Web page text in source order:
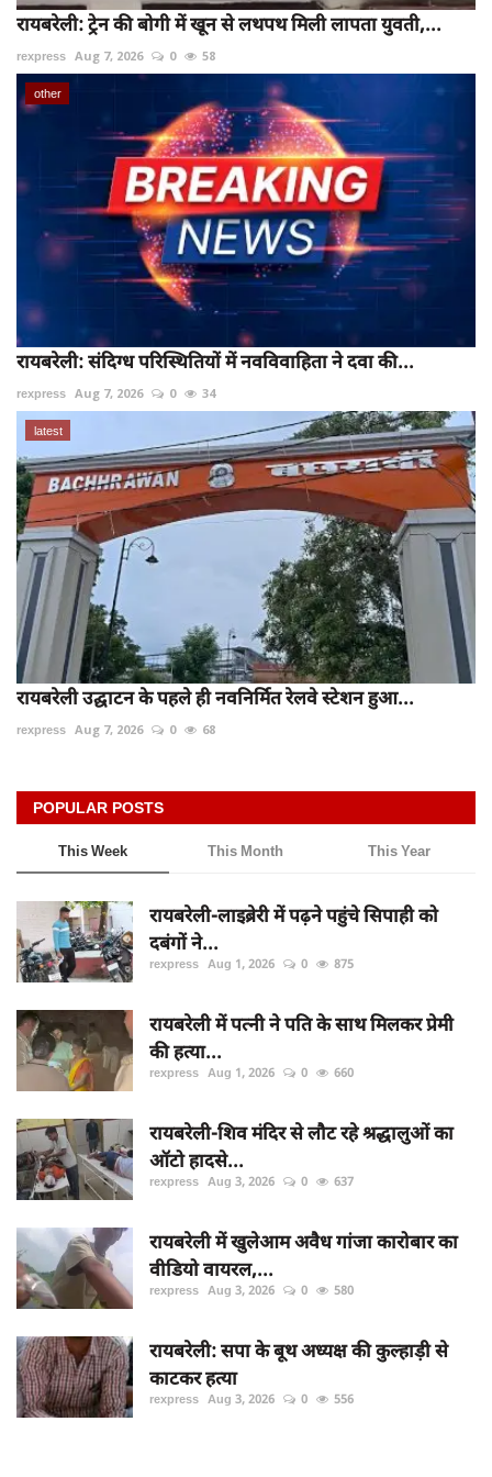
रायबरेली: ट्रेन की बोगी में खून से लथपथ मिली लापता युवती,...
rexpress Aug 7, 2026 0 58
other
रायबरेली: संदिग्ध परिस्थितियों में नवविवाहिता ने दवा की...
rexpress Aug 7, 2026 0 34
latest
रायबरेली उद्घाटन के पहले ही नवनिर्मित रेलवे स्टेशन हुआ...
rexpress Aug 7, 2026 0 68
POPULAR POSTS
This Week This Month This Year
रायबरेली-लाइब्रेरी में पढ़ने पहुंचे सिपाही को
दबंगों ने...
rexpress Aug 1, 2026 0 875
रायबरेली में पत्नी ने पति के साथ मिलकर प्रेमी
की हत्या...
rexpress Aug 1, 2026 0 660
रायबरेली-शिव मंदिर से लौट रहे श्रद्धालुओं का
ऑटो हादसे...
rexpress Aug 3, 2026 0 637
रायबरेली में खुलेआम अवैध गांजा कारोबार का
वीडियो वायरल,...
rexpress Aug 3, 2026 0 580
रायबरेली: सपा के बूथ अध्यक्ष की कुल्हाड़ी से
काटकर हत्या
rexpress Aug 3, 2026 0 556